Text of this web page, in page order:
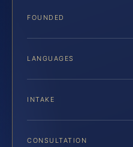
FOUNDED
LANGUAGES
INTAKE
CONSULTATION